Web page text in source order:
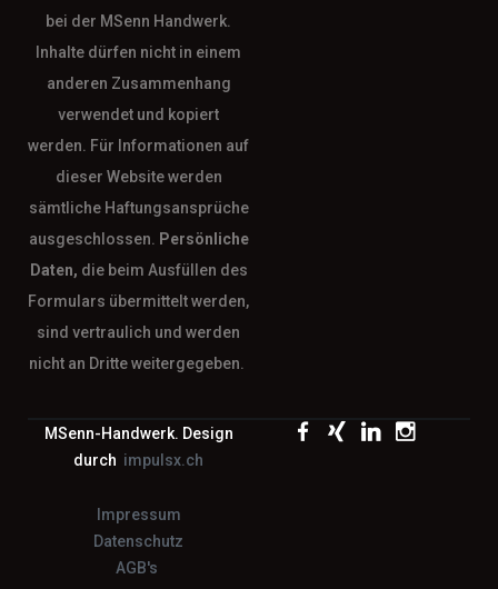
bei der MSenn Handwerk.
Inhalte dürfen nicht in einem
anderen Zusammenhang
verwendet und kopiert
werden. Für Informationen auf
dieser Website werden
sämtliche Haftungsansprüche
ausgeschlossen. Persönliche
Daten, die beim Ausfüllen des
Formulars übermittelt werden,
sind vertraulich und werden
nicht an Dritte weitergegeben.
MSenn-Handwerk. Design
durch impulsx.ch
Impressum
Datenschutz
AGB's